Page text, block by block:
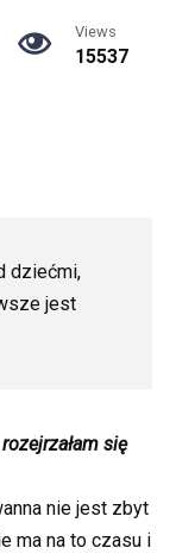
Views
15537
dziećmi,
jest
się
nie jest zbyt
ma na to czasu i